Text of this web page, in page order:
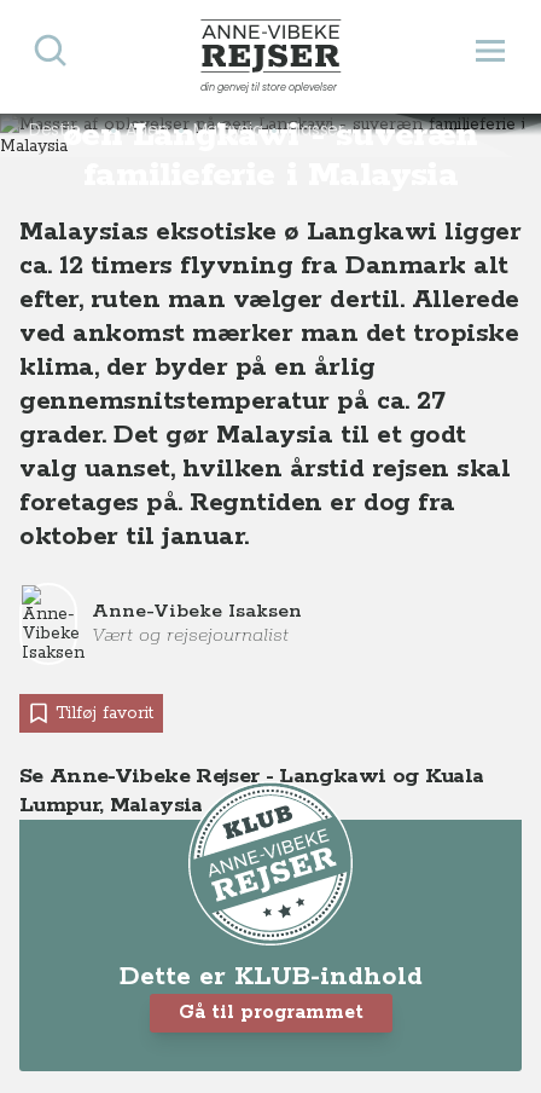
Anne-Vibeke Rejser
din genvej til store oplevelser
Åbn
Søg
Masser af oplevelser på
øen Langkawi - suveræn
Destinationer Asien Malaysia Masser af oplevelser på øen Langkawi - suveræn familieferie i Malaysia
Malaysias eksotiske ø Langkawi ligger
ca. 12 timers flyvning fra Danmark alt
efter, ruten man vælger dertil. Allerede
ved ankomst mærker man det tropiske
klima, der byder på en årlig
gennemsnitstemperatur på ca. 27
grader. Det gør Malaysia til et godt
valg uanset, hvilken årstid rejsen skal
foretages på. Regntiden er dog fra
oktober til januar.
Anne-Vibeke Isaksen
Vært og rejsejournalist
Tilføj favorit
Se Anne-Vibeke Rejser - Langkawi og Kuala
Lumpur, Malaysia
Dette er KLUB-indhold
Gå til programmet